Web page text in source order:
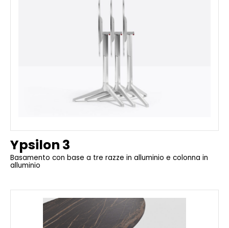
Ypsilon 3
Basamento con base a tre razze in alluminio e colonna in
alluminio